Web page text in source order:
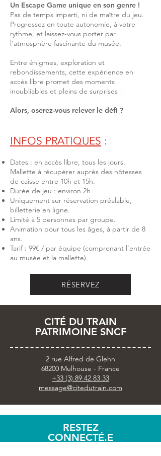
Un Escape Game unique en son genre !
Pas de temps imparti, ni de maître du jeu.
Progressez en toute autonomie, à votre
rythme, et laissez-vous porter par
l’atmosphère fascinante du musée.
Entre énigmes, exploration et
rebondissements, cette expérience en
accès libre promet des moments
inoubliables et pleins de surprises !
Alors, oserez-vous relever le défi ?
INFOS PRATIQUES :
Dates : en accès libre, tous les jours.
Mallette à récupérer auprès des hôtesses
de caisse entre 10h et 15h.
Durée de jeu : environ 2h
Uniquement sur réservation préalable,
billetterie en ligne.
Limité à 5 personnes par groupe.
Animation pour tous les âges, à partir de 8
ans.
Tarif : 99€ / par équipe (comprenant l’entrée
au musée et la mallette).
RÉSERVEZ
CITÉ DU TRAIN
PATRIMOINE SNCF
2 rue Alfred de Glehn
68200 Mulhouse - France
+33 (3).89.42.83.33
message@citedutrain.com
RESTEZ
CONNECTÉ.E